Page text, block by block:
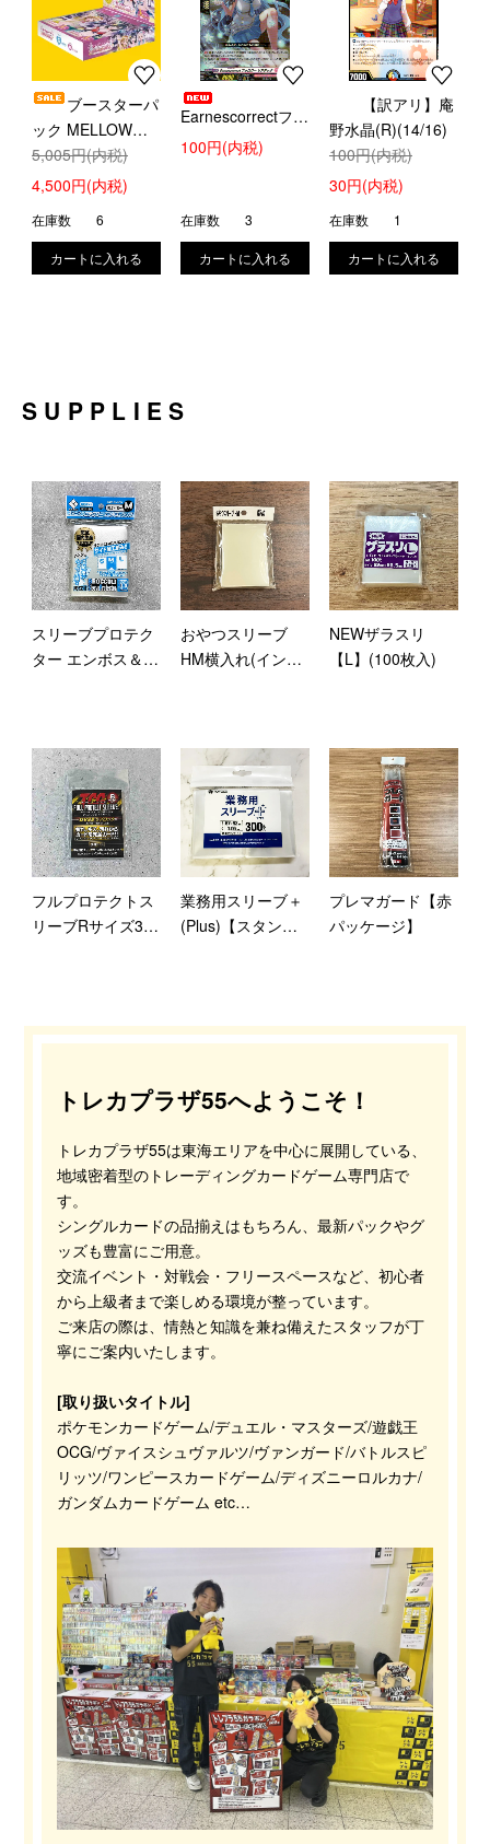
ブースターパ
ック MELLOW
MOMENT【新品
BOX販売】
5,005円(内税)
4,500円(内税)
在庫数 6
Earnescorrectフォ
ロワー リアデッタ
100円(内税)
在庫数 3
【訳アリ】庵
野水晶(R)(14/16)
100円(内税)
30円(内税)
在庫数 1
SUPPLIES
スリーブプロテク
ター エンボス＆ク
おやつスリーブ
HM横入れ(インナ
NEWザラスリ
【L】(100枚入)
フルプロテクトス
リーブRサイズ3個
業務用スリーブ＋
(Plus)【スタンダ
プレマガード【赤
パッケージ】
トレカプラザ55へようこそ！
トレカプラザ55は東海エリアを中心に展開している、
地域密着型のトレーディングカードゲーム専門店で
す。
シングルカードの品揃えはもちろん、最新パックやグ
ッズも豊富にご用意。
交流イベント・対戦会・フリースペースなど、初心者
から上級者まで楽しめる環境が整っています。
ご来店の際は、情熱と知識を兼ね備えたスタッフが丁
寧にご案内いたします。
[取り扱いタイトル]
ポケモンカードゲーム/デュエル・マスターズ/遊戯王
OCG/ヴァイスシュヴァルツ/ヴァンガード/バトルスピ
リッツ/ワンピースカードゲーム/ディズニーロルカナ/
ガンダムカードゲーム etc…